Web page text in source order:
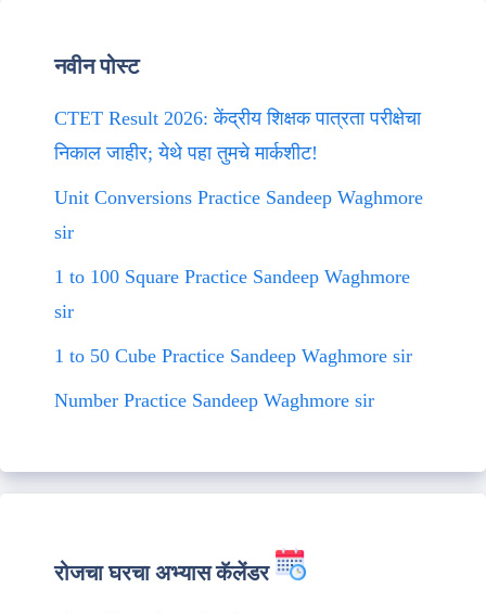
नवीन पोस्ट
CTET Result 2026: केंद्रीय शिक्षक पात्रता परीक्षेचा
निकाल जाहीर; येथे पहा तुमचे मार्कशीट!
Unit Conversions Practice Sandeep Waghmore
sir
1 to 100 Square Practice Sandeep Waghmore
sir
1 to 50 Cube Practice Sandeep Waghmore sir
Number Practice Sandeep Waghmore sir
रोजचा घरचा अभ्यास कॅलेंडर